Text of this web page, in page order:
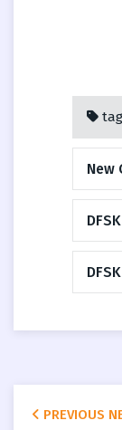
New
PREVIOUS